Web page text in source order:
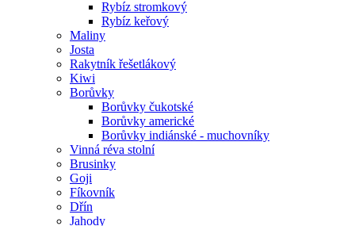
Rybíz stromkový
Rybíz keřový
Maliny
Josta
Rakytník řešetlákový
Kiwi
Borůvky
Borůvky čukotské
Borůvky americké
Borůvky indiánské - muchovníky
Vinná réva stolní
Brusinky
Goji
Fíkovník
Dřín
Jahody